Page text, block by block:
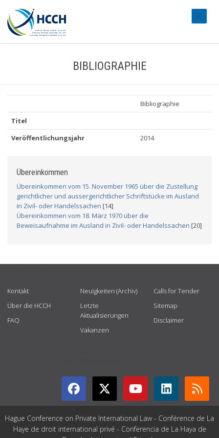
BIBLIOGRAPHIE
Bibliographie
Titel
Veröffentlichungsjahr
2014
Übereinkommen
Übereinkommen vom 15. November 1965 über die Zustellung
gerichtlicher und aussergerichtlicher Schriftstücke im Ausland
in Zivil- oder Handelssachen [14]
Übereinkommen vom 18. März 1970 über die
Beweisaufnahme im Ausland in Zivil- oder Handelssachen [20]
Kontakt
Über die HCCH
FAQ
Neuigkeiten (Archiv)
Letzte
Aktualisierungen
Vakanzen
Calls for Tender
Sitemap
Disclaimer
Hague Conference on Private International Law - Conférence de La
Haye de droit international privé - Conferencia de La Haya de